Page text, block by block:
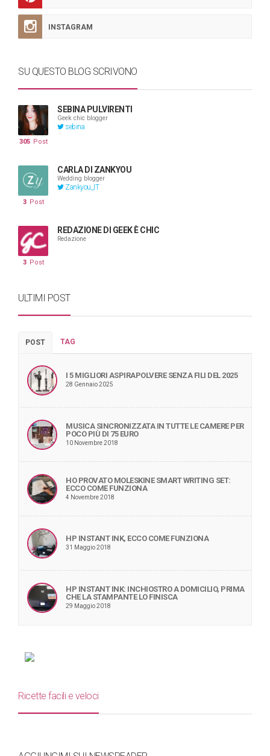
INSTAGRAM
SU QUESTO BLOG SCRIVONO
SEBINA PULVIRENTI
Geek chic blogger
sebina
305 Post
CARLA DI ZANKYOU
Wedding blogger
Zankyou_IT
3 Post
REDAZIONE DI GEEK È CHIC
Redazione
3 Post
ULTIMI POST
POST TAG
I 5 MIGLIORI ASPIRAPOLVERE SENZA FILI DEL 2025
28 Gennaio 2025
MUSICA SINCRONIZZATA IN TUTTE LE CAMERE PER
POCO PIÙ DI 75 EURO
10 Novembre 2018
HO PROVATO MOLESKINE SMART WRITING SET:
ECCO COME FUNZIONA
4 Novembre 2018
HP INSTANT INK, ECCO COME FUNZIONA
31 Maggio 2018
HP INSTANT INK: INCHIOSTRO A DOMICILIO, PRIMA
CHE LA STAMPANTE LO FINISCA
29 Maggio 2018
Ricette facili e veloci